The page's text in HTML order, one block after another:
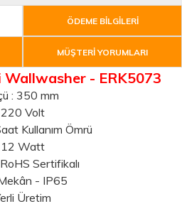
ÖDEME BİLGİLERİ
MÜŞTERİ YORUMLARI
Wallwasher - ERK5073
: 350 mm
220 Volt
Kullanım Ömrü
12 Watt
Sertifikalı
- IP65
Üretim